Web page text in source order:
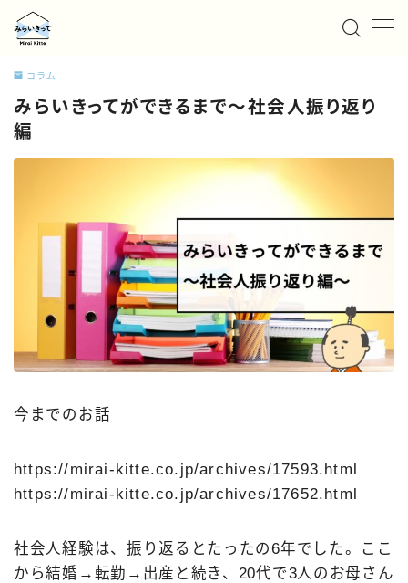
MENU
私たちについて
お知らせ/ニュース
事例紹介
採用情報
コラム
みらいきってができるまで〜社会人振り返り
編
今までのお話
https://mirai-kitte.co.jp/archives/17593.html
https://mirai-kitte.co.jp/archives/17652.html
社会人経験は、振り返るとたったの6年でした。ここ
から結婚→転勤→出産と続き、20代で3人のお母さん